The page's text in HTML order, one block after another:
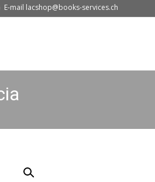
E-mail lacshop@books-services.ch